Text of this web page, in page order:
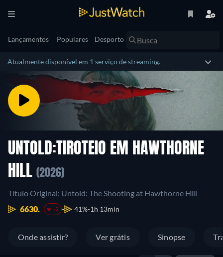
Lançamentos Populares Desporto
Atualmente disponível em 1 serviço de streaming.
UNTOLD:TIROTEIO EM HAWTHORNE
HILL (2026)
Título Original: Untold: The Shooting at Hawthorne Hill
6630.
-2 41% 1h 13min
Onde assistir? Ver grátis Sinopse